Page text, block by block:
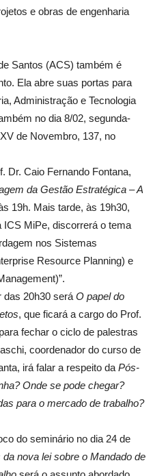
e obras de engenharia
Santos (ACS) também é
Ela abre suas portas para
Administração e Tecnologia
no dia 8/02, segunda-
de Novembro, 137, no
Dr. Caio Fernando Fontana,
da Gestão Estratégica – A
19h. Mais tarde, às 19h30,
MiPe, discorrerá o tema
nos Sistemas
Resource Planning) e
das 20h30 será O papel do
, que ficará a cargo do Prof.
fechar o ciclo de palestras
coordenador do curso de
irá falar a respeito da Pós-
Onde se pode chegar?
para o mercado de trabalho?
do seminário no dia 24 de
nova lei sobre o Mandado de